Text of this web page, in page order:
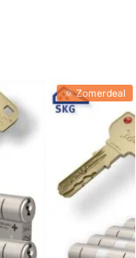
🌞 Zomerdeal